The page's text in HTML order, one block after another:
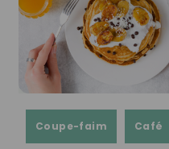
Coupe-faim Café